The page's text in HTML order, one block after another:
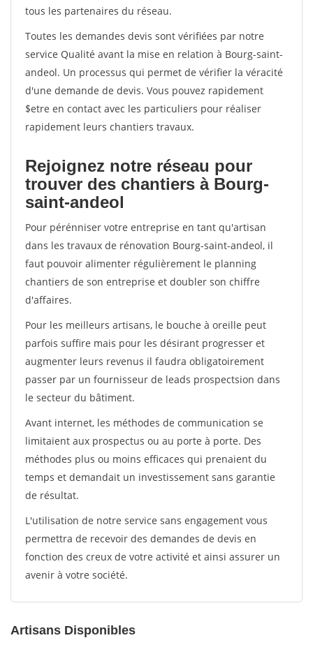
tous les partenaires du réseau.
Toutes les demandes devis sont vérifiées par notre
service Qualité avant la mise en relation à Bourg-saint-
andeol. Un processus qui permet de vérifier la véracité
d'une demande de devis. Vous pouvez rapidement
$etre en contact avec les particuliers pour réaliser
rapidement leurs chantiers travaux.
Rejoignez notre réseau pour
trouver des chantiers à Bourg-
saint-andeol
Pour pérénniser votre entreprise en tant qu'artisan
dans les travaux de rénovation Bourg-saint-andeol, il
faut pouvoir alimenter régulièrement le planning
chantiers de son entreprise et doubler son chiffre
d'affaires.
Pour les meilleurs artisans, le bouche à oreille peut
parfois suffire mais pour les désirant progresser et
augmenter leurs revenus il faudra obligatoirement
passer par un fournisseur de leads prospectsion dans
le secteur du bâtiment.
Avant internet, les méthodes de communication se
limitaient aux prospectus ou au porte à porte. Des
méthodes plus ou moins efficaces qui prenaient du
temps et demandait un investissement sans garantie
de résultat.
L'utilisation de notre service sans engagement vous
permettra de recevoir des demandes de devis en
fonction des creux de votre activité et ainsi assurer un
avenir à votre société.
Artisans Disponibles